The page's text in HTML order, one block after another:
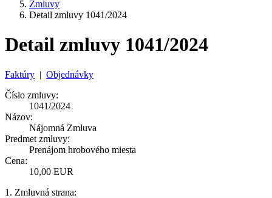
Zmluvy
Detail zmluvy 1041/2024
Detail zmluvy 1041/2024
Faktúry | Objednávky
Číslo zmluvy:
1041/2024
Názov:
Nájomná Zmluva
Predmet zmluvy:
Prenájom hrobového miesta
Cena:
10,00 EUR
1. Zmluvná strana: